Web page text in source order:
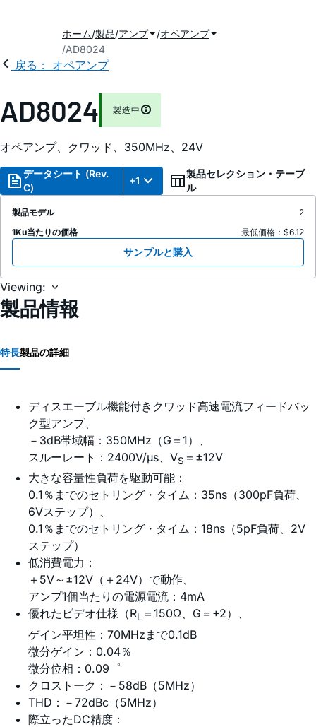
ホーム 製品 アンプ
オペアンプ
AD8024
戻る： オペアンプ
AD8024 製造中
オペアンプ、クワッド、350MHz、24V
データシート (Rev.
C)
+1
製品セレクション・テーブ
ル
製品モデル
2
1Ku当たりの価格
最低価格：$6.12
サンプルと購入
Viewing:
製品情報
特長製品の詳細
ディスエーブル機能付きクワッド高速電流フィードバッ
ク型アンプ、
－3dB帯域幅：350MHz（G＝1）、
スルーレート：2400V/µs、VS ＝±12V
大きな容量性負荷を駆動可能：
0.1％までのセトリング・タイム：35ns（300pF負荷、
6Vステップ）、
0.1％までのセトリング・タイム：18ns（5pF負荷、2V
ステップ）
低消費電力：
＋5V～±12V（＋24V）で動作、
アンプ1個当たりの電源電流：4mA
優れたビデオ仕様（RL ＝150Ω、G＝+2）、
ゲイン平坦性：70MHzまで0.1dB
微分ゲイン：0.04％
微分位相：0.09゜
クロストーク：－58dB（5MHz）
THD：－72dBc（5MHz）
際立ったDC精度：